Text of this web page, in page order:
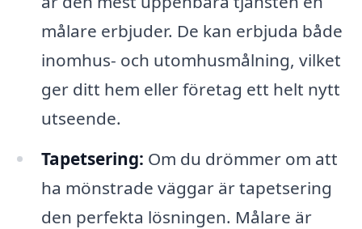
målare erbjuder. De kan erbjuda både
inomhus- och utomhusmålning, vilket
ger ditt hem eller företag ett helt nytt
utseende.
Tapetsering: Om du drömmer om att
ha mönstrade väggar är tapetsering
den perfekta lösningen. Målare är